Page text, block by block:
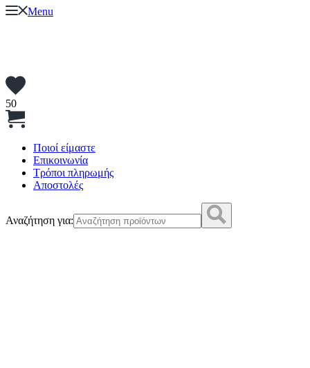
Menu
50
Ποιοί είμαστε
Επικοινωνία
Τρόποι πληρωμής
Αποστολές
Αναζήτηση για: